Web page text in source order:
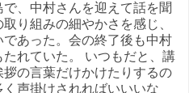
、中村さんを迎えて話を聞
り組みの細やかさを感じ、
あった。会の終了後も中村
れていた。 いつもだと、講
の言葉だけかけたりするの
声掛けされればいいいな